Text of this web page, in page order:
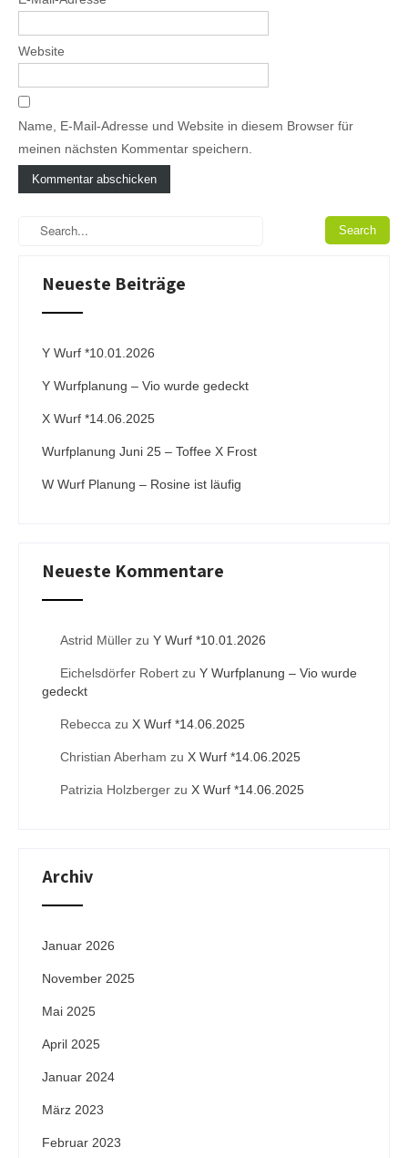
Website
Name, E-Mail-Adresse und Website in diesem Browser für
meinen nächsten Kommentar speichern.
Neueste Beiträge
Y Wurf *10.01.2026
Y Wurfplanung – Vio wurde gedeckt
X Wurf *14.06.2025
Wurfplanung Juni 25 – Toffee X Frost
W Wurf Planung – Rosine ist läufig
Neueste Kommentare
Astrid Müller zu Y Wurf *10.01.2026
Eichelsdörfer Robert zu Y Wurfplanung – Vio wurde
gedeckt
Rebecca zu X Wurf *14.06.2025
Christian Aberham zu X Wurf *14.06.2025
Patrizia Holzberger zu X Wurf *14.06.2025
Archiv
Januar 2026
November 2025
Mai 2025
April 2025
Januar 2024
März 2023
Februar 2023